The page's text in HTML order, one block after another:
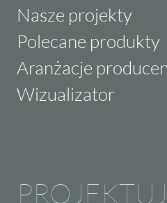
Nasze projekty
Polecane produkty
Aranżacje
Wizualizator